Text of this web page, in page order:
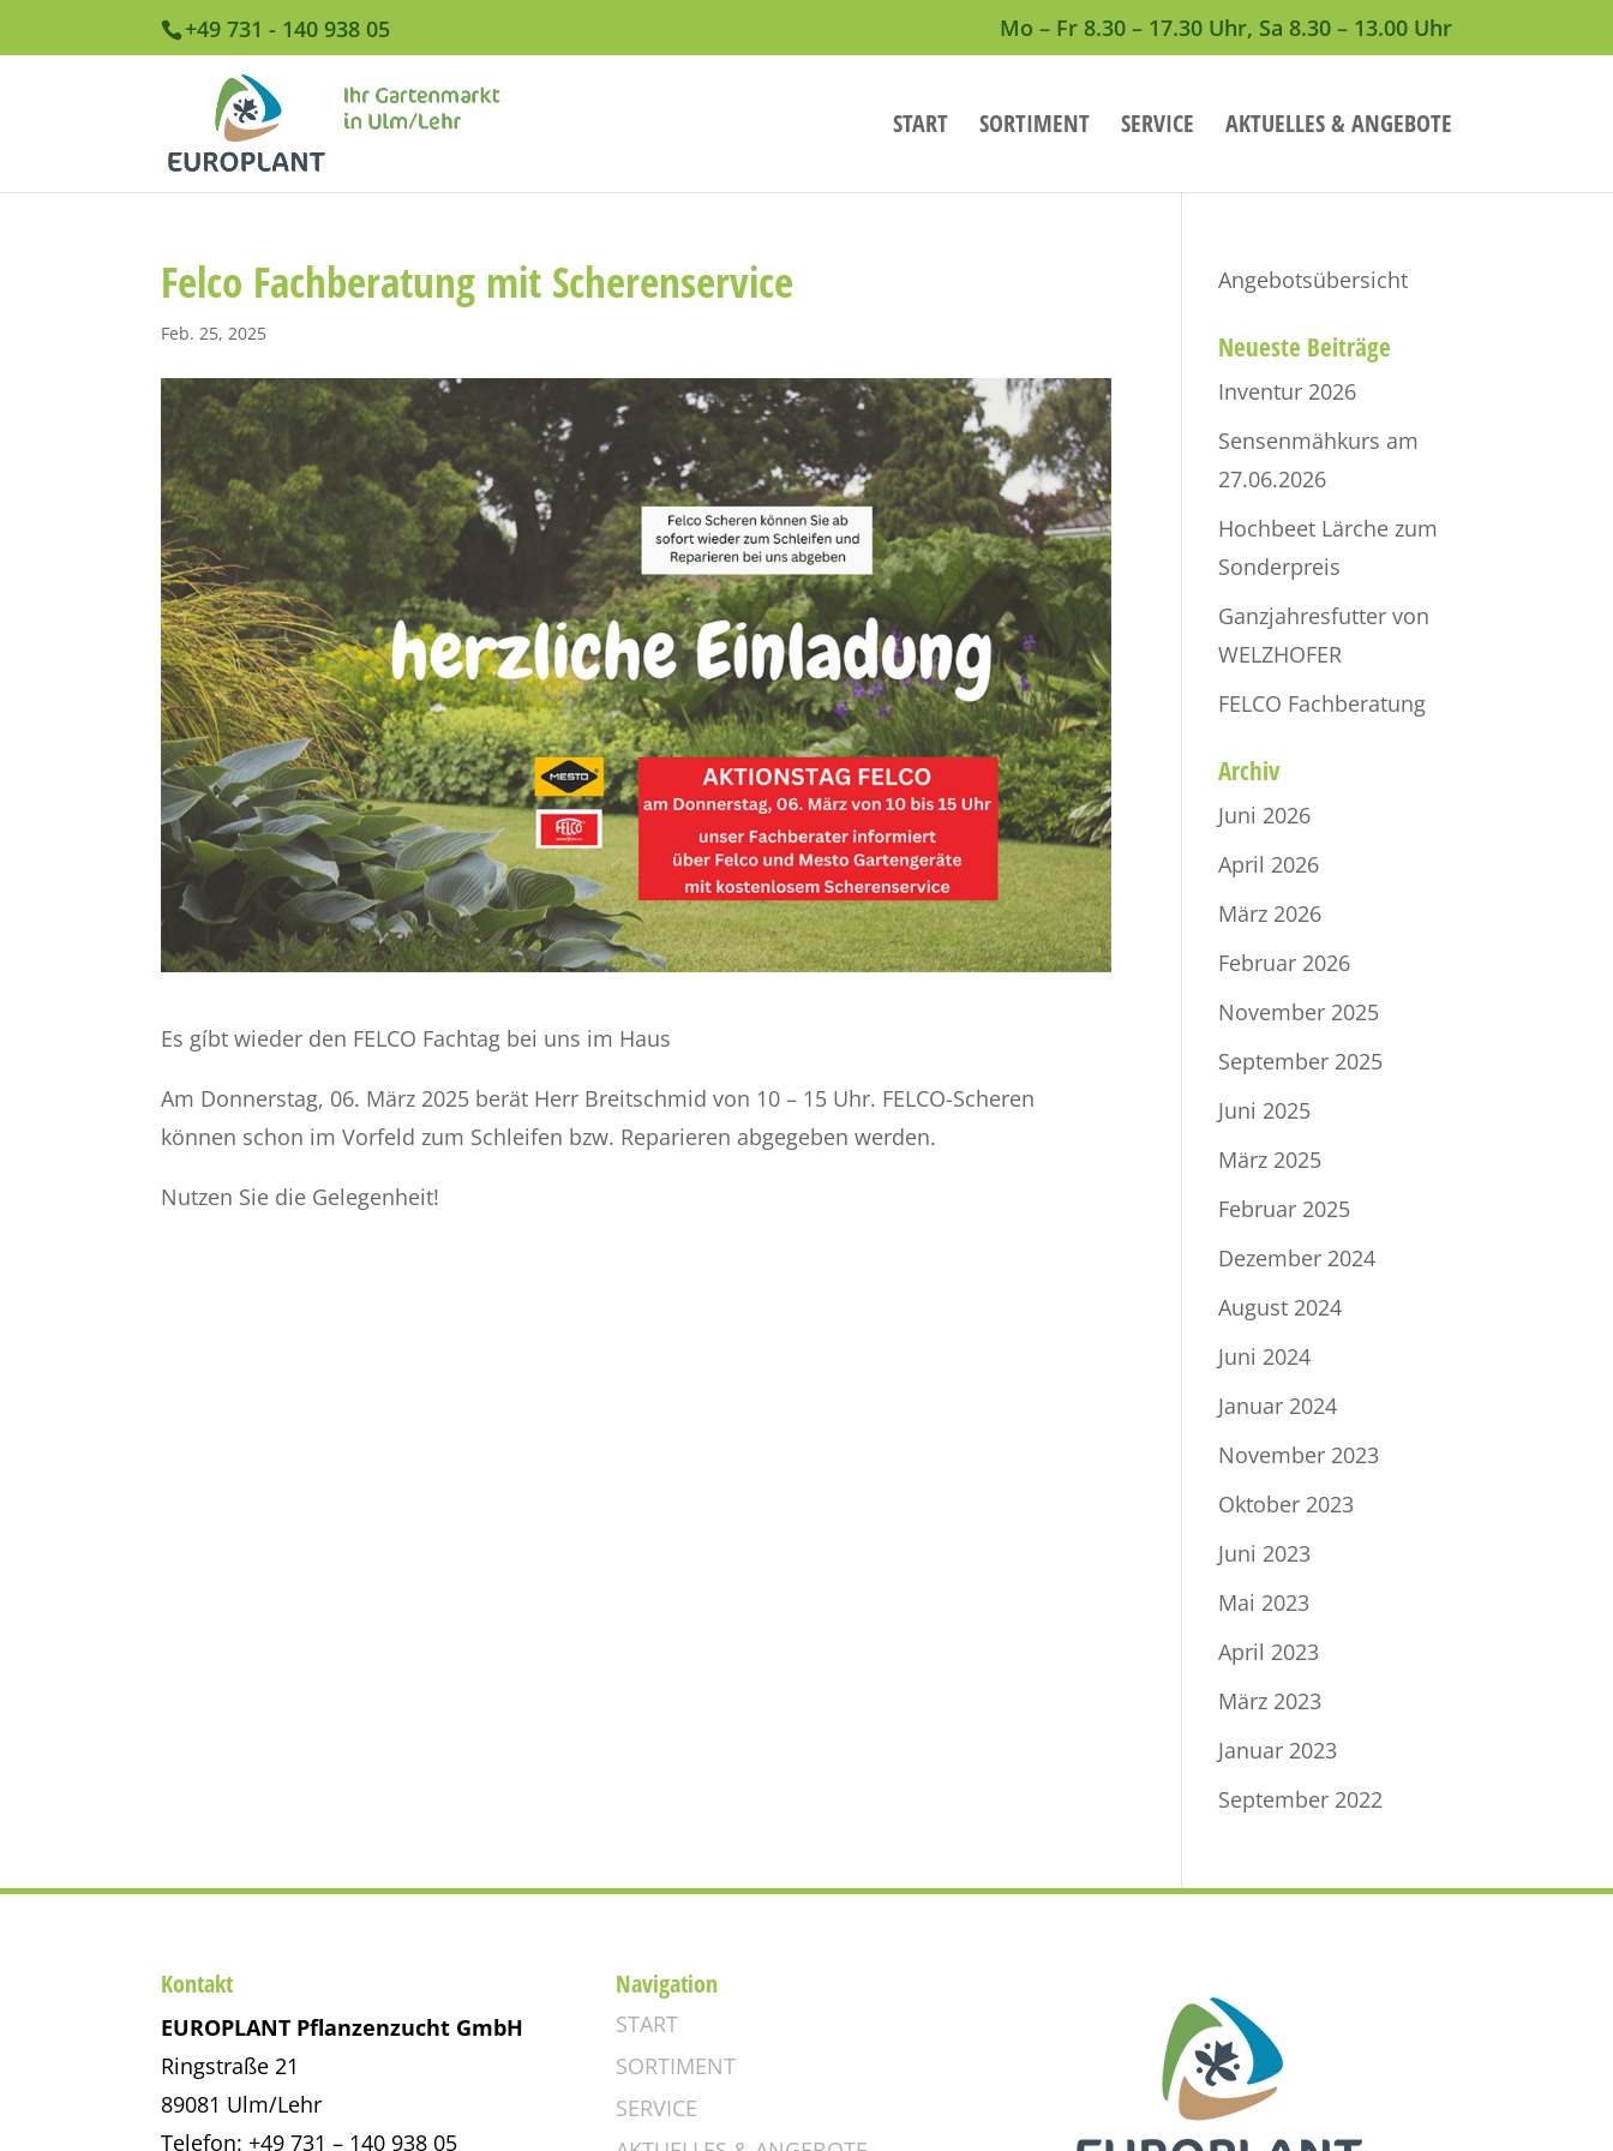
+49 731 - 140 938 05 Mo – Fr 8.30 – 17.30 Uhr, Sa 8.30 – 13.00 Uhr
START SORTIMENT SERVICE AKTUELLES & ANGEBOTE
Felco Fachberatung mit Scherenservice
Feb. 25, 2025
Es gíbt wieder den FELCO Fachtag bei uns im Haus
Am Donnerstag, 06. März 2025 berät Herr Breitschmid von 10 – 15 Uhr. FELCO-Scheren
können schon im Vorfeld zum Schleifen bzw. Reparieren abgegeben werden.
Nutzen Sie die Gelegenheit!
Angebotsübersicht
Neueste Beiträge
Inventur 2026
Sensenmähkurs am
27.06.2026
Hochbeet Lärche zum
Sonderpreis
Ganzjahresfutter von
WELZHOFER
FELCO Fachberatung
Archiv
Juni 2026
April 2026
März 2026
Februar 2026
November 2025
September 2025
Juni 2025
März 2025
Februar 2025
Dezember 2024
August 2024
Juni 2024
Januar 2024
November 2023
Oktober 2023
Juni 2023
Mai 2023
April 2023
März 2023
Januar 2023
September 2022
Kontakt
EUROPLANT Pflanzenzucht GmbH
Ringstraße 21
89081 Ulm/Lehr
Telefon: +49 731 – 140 938 05
Navigation
START
SORTIMENT
SERVICE